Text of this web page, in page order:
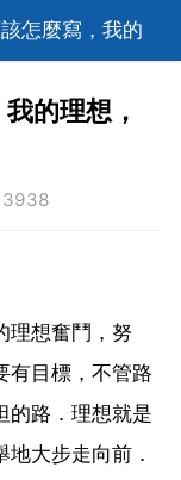
怎麼寫，我的
的理想，
理想奮鬥，努
有目標，不管路
的路．理想就是
大步走向前．